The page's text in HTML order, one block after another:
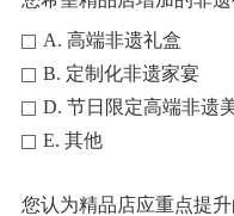
A. 高端非遗礼盒
B. 定制化非遗家宴
D. 节日限定高端非遗
E. 其他
您认为精品店应重点提